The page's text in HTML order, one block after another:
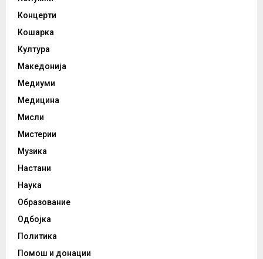
Концерти
Кошарка
Култура
Македонија
Медиуми
Медицина
Мисли
Мистерии
Музика
Настани
Наука
Образование
Одбојка
Политика
Помош и донации